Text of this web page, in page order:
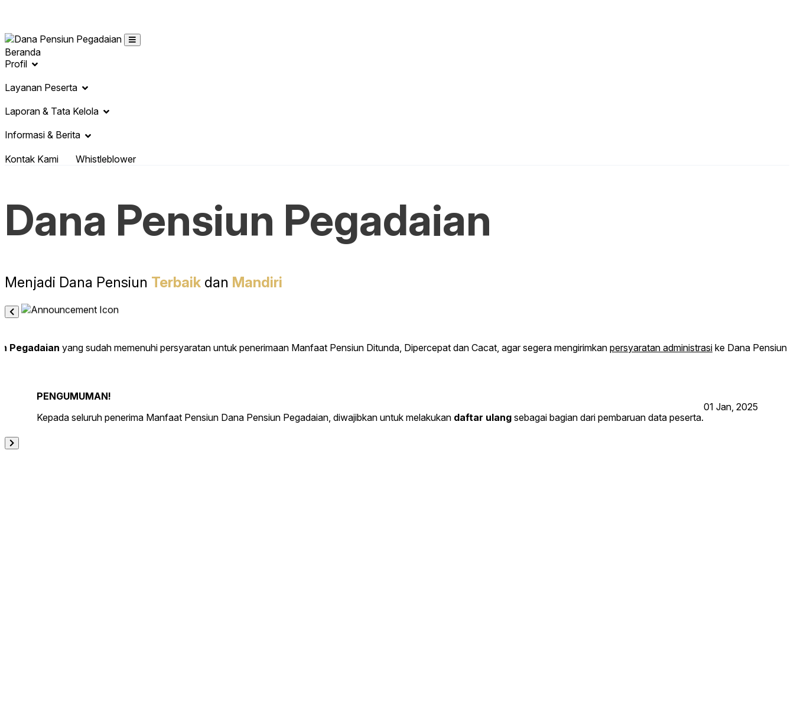
Beranda
Profil
Layanan Peserta
Laporan & Tata Kelola
Informasi & Berita
Kontak Kami Whistleblower
Dana Pensiun Pegadaian
Menjadi Dana Pensiun Terbaik dan Mandiri
Pegadaian yang sudah memenuhi persyaratan untuk penerimaan Manfaat Pensiun Ditunda, Dipercepat dan Cacat, agar segera mengirimkan persyaratan administrasi ke Dana Pensiun
PENGUMUMAN!
Kepada seluruh penerima Manfaat Pensiun Dana Pensiun Pegadaian, diwajibkan untuk melakukan daftar ulangsebagai bagian dari pembaruan data peserta.
01 Jan, 2025